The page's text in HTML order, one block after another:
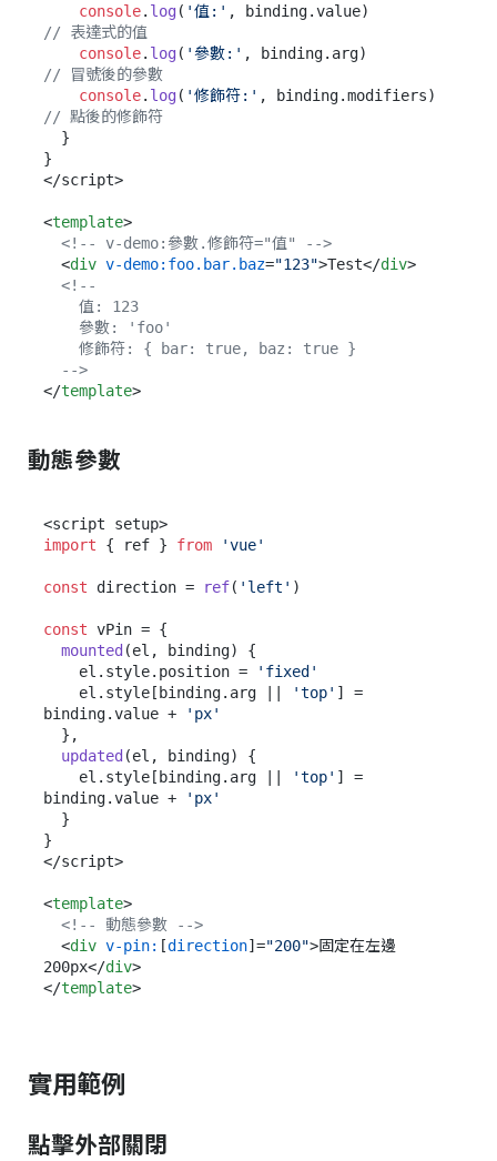
console. log( '值:' , binding.value
// 表達式的值
console. log( '參數:' , binding. arg
// 冒號後的參數
console. log( '修飾符:' , binding.modifiers
// 點後的修飾符
}
</script>
<template>
<!-- v-demo:參數.修飾符="值" -->
<div v-demo:foo.bar.baz="123">Test</div>
<!--
  -->
</template>
動態參數
import { ref } from 'vue'
const direction = ref( 'left' )
const vPin = {
mounted (el, binding) {
    el.
style. position =
'fixed'
    el.
style [binding. arg 'top' ] =
binding.value +
'px'
updated (el, binding) {
    el.
style [binding. arg 'top' ] =
binding.value +
'px'
}
</script>
<template>
<!-- 動態參數 -->
<div v-pin: [direction]="200">固定在左邊
200px</div>
</template>
實用範例
點擊外部關閉